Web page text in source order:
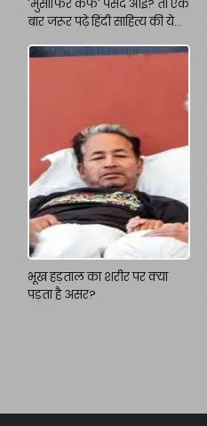
'मुसाफिर कैफे' पसंद आई? तो एक
बार जरूर पढ़े हिंदी साहित्य की ये
भूख हड़ताल का शरीर पर क्या
पड़ता है असर?